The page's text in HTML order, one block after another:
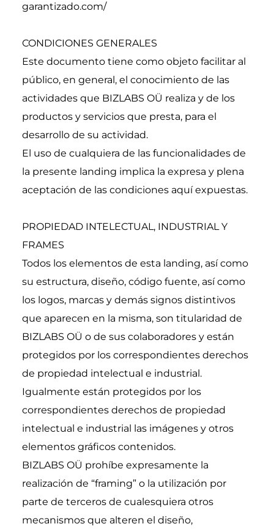
garantizado.com/
CONDICIONES GENERALES
Este documento tiene como objeto facilitar al
público, en general, el conocimiento de las
actividades que BIZLABS OÜ realiza y de los
productos y servicios que presta, para el
desarrollo de su actividad.
El uso de cualquiera de las funcionalidades de
la presente landing implica la expresa y plena
aceptación de las condiciones aquí expuestas.
PROPIEDAD INTELECTUAL, INDUSTRIAL Y
FRAMES
Todos los elementos de esta landing, así como
su estructura, diseño, código fuente, así como
los logos, marcas y demás signos distintivos
que aparecen en la misma, son titularidad de
BIZLABS OÜ o de sus colaboradores y están
protegidos por los correspondientes derechos
de propiedad intelectual e industrial.
Igualmente están protegidos por los
correspondientes derechos de propiedad
intelectual e industrial las imágenes y otros
elementos gráficos contenidos.
BIZLABS OÜ prohíbe expresamente la
realización de “framing” o la utilización por
parte de terceros de cualesquiera otros
mecanismos que alteren el diseño,